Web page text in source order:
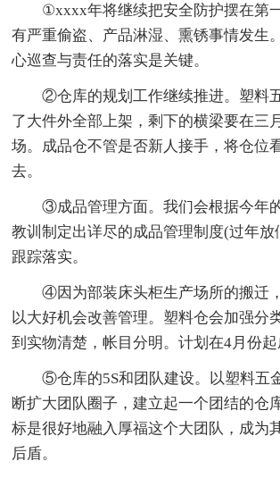
①xxxx年将继续把安全防护摆在第
有严重偷盗、产品淋湿、熏锈事情发生
心巡查与责任的落实是关键。
②仓库的规划工作继续推进。塑料
了大件外全部上架，剩下的横梁要在三
场。成品仓不管是否新人接手，将仓位
去。
③成品管理方面。我们会根据今年
教训制定出详尽的成品管理制度(过年放
跟踪落实。
④因为部装床头柜生产场所的搬迁
以大好机会改善管理。塑料仓会加强分
到实物清楚，帐目分明。计划在4月份起
⑤仓库的5S和团队建设。以塑料五
断扩大团队圈子，建立起一个团结的仓
标是很好地融入厚福这个大团队，成为
后盾。